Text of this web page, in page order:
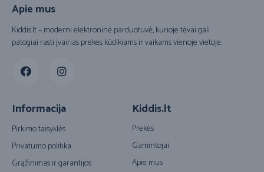
Apie mus
Kiddis.lt – moderni elektroninė parduotuvė, kurioje tėvai gali
patogiai rasti įvairias prekes kūdikiams ir vaikams vienoje vietoje.
Informacija
Pirkimo taisyklės
Privatumo politika
Grąžinimas ir garantijos
Kiddis.lt
Prekės
Gamintojai
Apie mus